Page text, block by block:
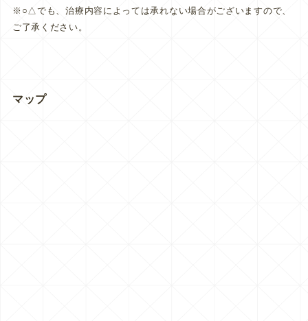
※○△でも、治療内容によっては承れない場合がございますので、
ご了承ください。
マップ